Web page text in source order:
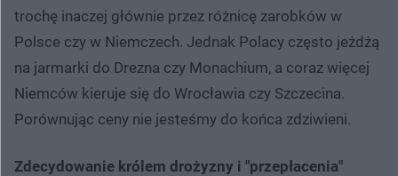
trochę inaczej głównie przez różnicę zarobków w
Polsce czy w Niemczech. Jednak Polacy często jeżdżą
na jarmarki do Drezna czy Monachium, a coraz więcej
Niemców kieruje się do Wrocławia czy Szczecina.
Porównując ceny nie jesteśmy do końca zdziwieni.
Zdecydowanie królem drożyzny i "przepłacenia"